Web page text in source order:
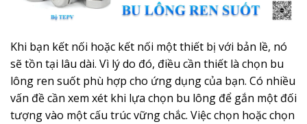
Khi bạn kết nối hoặc kết nối một thiết bị với bản lề, nó
sẽ tồn tại lâu dài. Vì lý do đó, điều cần thiết là chọn bu
lông ren suốt phù hợp cho ứng dụng của bạn. Có nhiều
vấn đề cần xem xét khi lựa chọn bu lông để gắn một đối
tượng vào một cấu trúc vững chắc. Việc chọn hoặc chọn